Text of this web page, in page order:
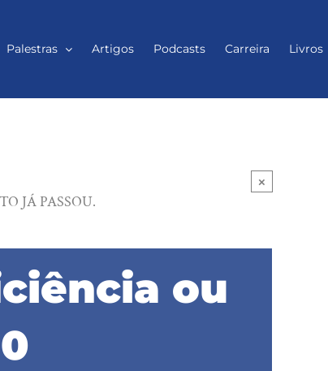
Palestras Artigos Podcasts Carreira Livros
×
JÁ PASSOU.
ou